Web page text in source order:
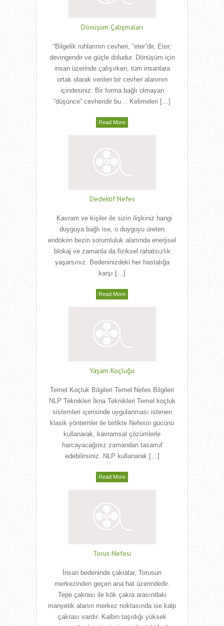
Dönüşüm Çalışmaları
“Bilgelik ruhlarının cevheri, “eter”dir, Eter;
devingendir ve güçle doludur. Dönüşüm için
insan üzerinde çalışırken, tüm insanlara
ortak olarak verilen bir cevher alanının
içindesiniz. Bir forma bağlı olmayan
“düşünce” cevheridir bu… Kelimeleri […]
Read More
Dedektif Nefes
Kavram ve kişiler ile sizin ilişkiniz hangi
duyguya bağlı ise, o duyguyu üreten
endokrin bezin sorumluluk alanında enerjisel
blokaj ve zamanla da fiziksel rahatsızlık
yaşarsınız. Bedeninizdeki her hastalığa
karşı […]
Read More
Yaşam Koçluğu
Temel Koçluk Bilgileri Temel Nefes Bilgileri
NLP Teknikleri İkna Teknikleri Temel koçluk
sistemleri içerisinde uygulanması istenen
klasik yöntemler ile birlikte Nefesin gücünü
kullanarak, kavramsal çözümlerle
harcayacağınız zamandan tasarruf
edebilirsiniz. NLP kullanarak […]
Read More
Torus Nefesi
İnsan bedeninde çakralar, Torusun
merkezinden geçen ana hat üzerindedir.
Tepe çakrası ile kök çakra arasındaki
manyetik alanın merkez noktasında ise kalp
çakrası vardır. Kalbin taşıdığı yüksek